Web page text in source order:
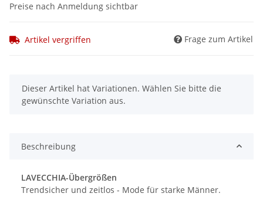
Preise nach Anmeldung sichtbar
Artikel vergriffen Frage zum Artikel
x
Dieser Artikel hat Variationen. Wählen Sie bitte die
gewünschte Variation aus.
Beschreibung
LAVECCHIA-Übergrößen
Trendsicher und zeitlos - Mode für starke Männer.